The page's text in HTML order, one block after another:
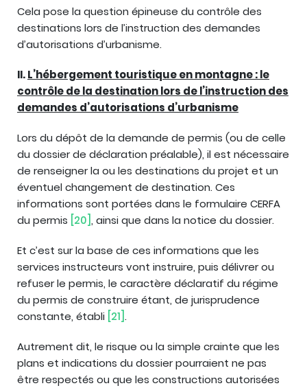
Cela pose la question épineuse du contrôle des
destinations lors de l’instruction des demandes
d’autorisations d’urbanisme.
II.L’hébergement touristique en montagne : le
contrôle de la destination lors de l’instruction des
demandes d’autorisations d’urbanisme
Lors du dépôt de la demande de permis (ou de celle
du dossier de déclaration préalable), il est nécessaire
de renseigner la ou les destinations du projet et un
éventuel changement de destination. Ces
informations sont portées dans le formulaire CERFA
du permis [20] , ainsi que dans la notice du dossier.
Et c’est sur la base de ces informations que les
services instructeurs vont instruire, puis délivrer ou
refuser le permis, le caractère déclaratif du régime
du permis de construire étant, de jurisprudence
constante, établi [21] .
Autrement dit, le risque ou la simple crainte que les
plans et indications du dossier pourraient ne pas
être respectés ou que les constructions autorisées